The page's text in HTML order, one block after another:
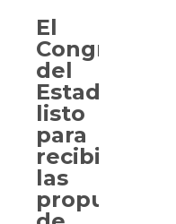
El
Congreso
del
Estado
listo
para
recibir
las
propuestas